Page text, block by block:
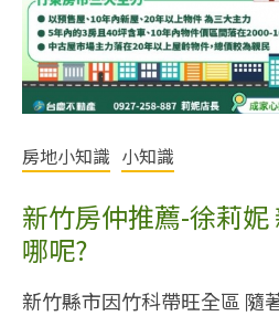
房地小知識 小知識
新竹房仲推薦-徐莉
哪呢?
新竹縣市因竹科帶旺全區 隨